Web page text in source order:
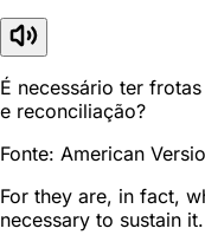
É necessário ter
e reconciliação?
Fonte: American
For they are, in fact,
necessary to sustain it.